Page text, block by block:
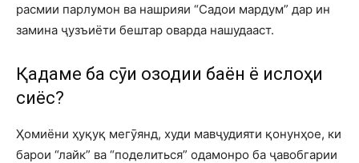
расмии парлумон ва нашрияи “Садои мардум” дар ин
замина ҷузъиёти бештар оварда нашудааст.
Қадаме ба сӯи озодии баён ё ислоҳи
сиёсӣ?
Ҳомиёни ҳуқуқ мегӯянд, худи мавҷудияти қонунҳое, ки
барои “лайк” ва “поделиться” одамонро ба ҷавобгарии